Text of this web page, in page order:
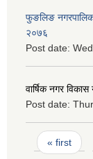
फुङलिङ
२०७६
Post date:
वार्षिक नगर
Post date:
Pages
« first